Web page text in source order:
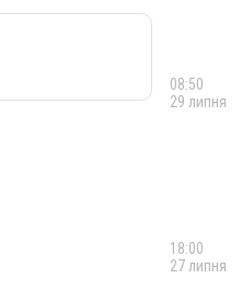
08:50
29 липня
18:00
27 липня